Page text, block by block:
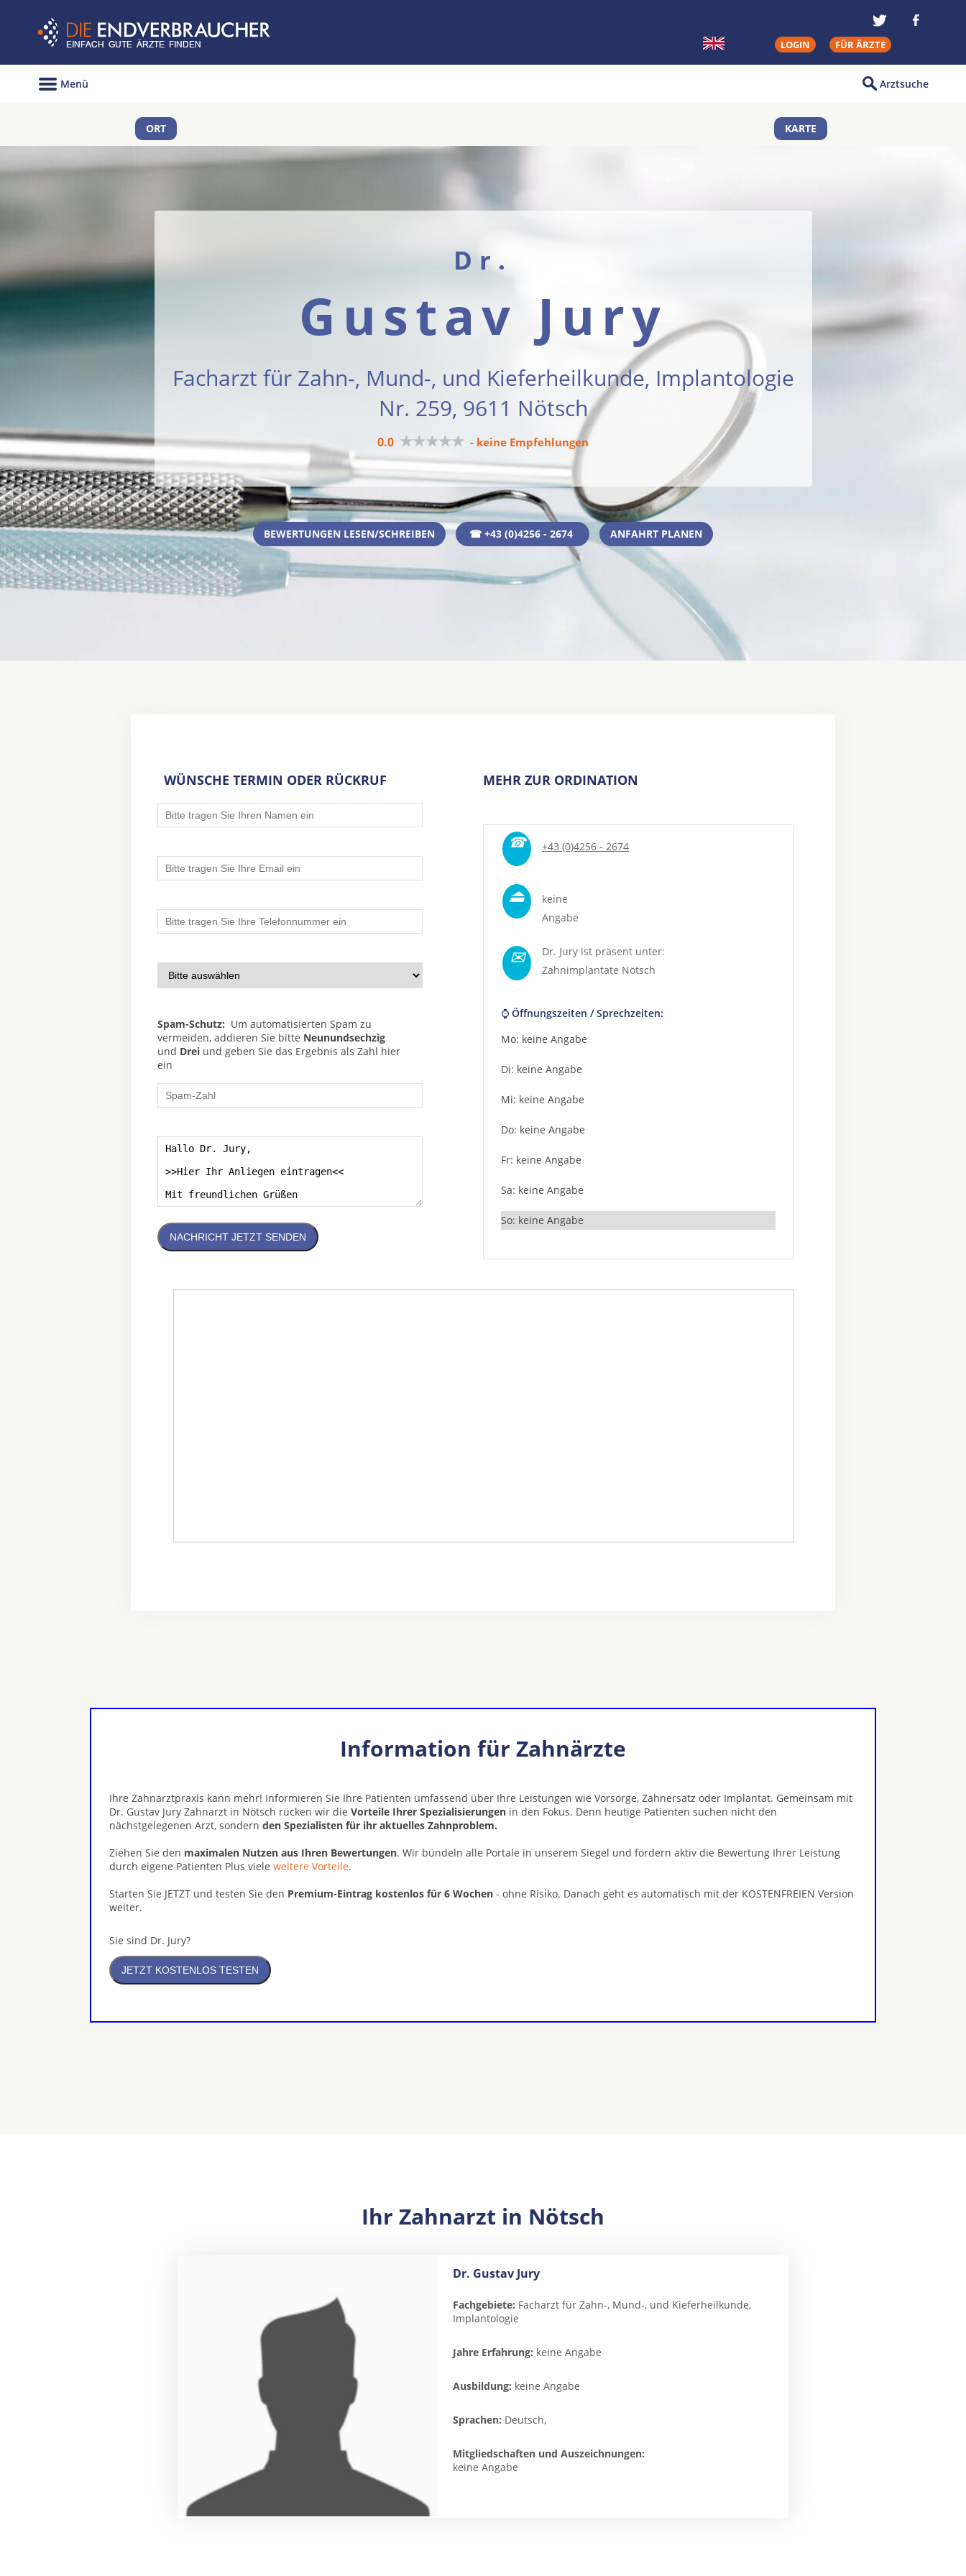
LOGIN FÜR ÄRZTE
Arztsuche
Menü
ORT KARTE
Dr.
Gustav Jury
Facharzt für Zahn-, Mund-, und Kieferheilkunde, Implantologie
Nr. 259, 9611 Nötsch
0.0 ★★★★★ - keine Empfehlungen
BEWERTUNGEN LESEN/SCHREIBEN ☎ +43 (0)4256 - 2674 ANFAHRT PLANEN
WÜNSCHE TERMIN ODER RÜCKRUF
Spam-Schutz: Um automatisierten Spam zu
vermeiden, addieren Sie bitte Neunundsechzig
und Drei und geben Sie das Ergebnis als Zahl hier
ein
NACHRICHT JETZT SENDEN
MEHR ZUR ORDINATION
☎ +43 (0)4256 - 2674
⏏
keine
Angabe
✉
Dr. Jury ist präsent unter:
Zahnimplantate Nötsch
⌚ Öffnungszeiten / Sprechzeiten:
Mo: keine Angabe
Di: keine Angabe
Mi: keine Angabe
Do: keine Angabe
Fr: keine Angabe
Sa: keine Angabe
So: keine Angabe
Information für Zahnärzte
Ihre Zahnarztpraxis kann mehr! Informieren Sie Ihre Patienten umfassend über Ihre Leistungen wie Vorsorge, Zahnersatz oder Implantat. Gemeinsam mit
Dr. Gustav Jury Zahnarzt in Nötsch rücken wir die Vorteile Ihrer Spezialisierungen in den Fokus. Denn heutige Patienten suchen nicht den
nächstgelegenen Arzt, sondern den Spezialisten für ihr aktuelles Zahnproblem.
Ziehen Sie den maximalen Nutzen aus Ihren Bewertungen. Wir bündeln alle Portale in unserem Siegel und fördern aktiv die Bewertung Ihrer Leistung
durch eigene Patienten Plus viele weitere Vorteile.
Starten Sie JETZT und testen Sie den Premium-Eintrag kostenlos für 6 Wochen - ohne Risiko. Danach geht es automatisch mit der KOSTENFREIEN Version
weiter.
Sie sind Dr. Jury?
Ihr Zahnarzt in Nötsch
Dr. Gustav Jury
Fachgebiete: Facharzt für Zahn-, Mund-, und Kieferheilkunde,
Implantologie
Jahre Erfahrung: keine Angabe
Ausbildung: keine Angabe
Sprachen: Deutsch,
Mitgliedschaften und Auszeichnungen:
keine Angabe